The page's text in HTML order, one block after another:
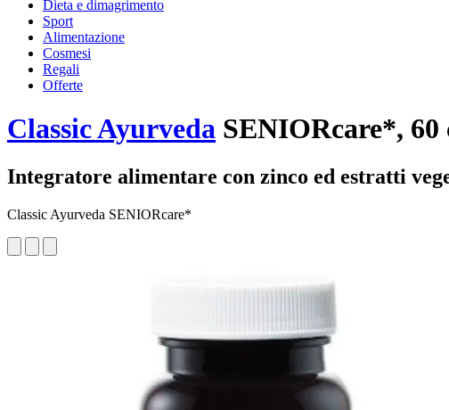
Dieta e dimagrimento
Sport
Alimentazione
Cosmesi
Regali
Offerte
Classic Ayurveda SENIORcare*, 60
Integratore alimentare con zinco ed estratti
Classic Ayurveda SENIORcare*